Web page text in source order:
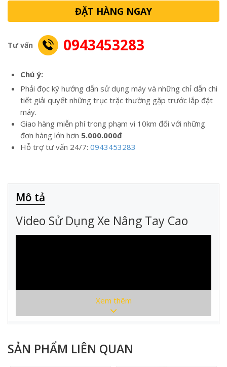
ĐẶT HÀNG NGAY
Tư vấn 0943453283
Chú ý:
Phải đọc kỹ hướng dẫn sử dụng máy và những chỉ dẫn chi
tiết giải quyết những trục trặc thường gặp trước lắp đặt
máy.
Giao hàng miễn phí trong phạm vi 10km đối với những
đơn hàng lớn hơn 5.000.000đ
Hỗ trợ tư vấn 24/7: 0943453283
Mô tả
Video Sử Dụng Xe Nâng Tay Cao
Xem thêm
SẢN PHẨM LIÊN QUAN